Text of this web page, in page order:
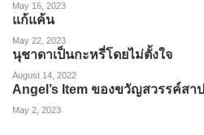
May 16, 2023
แก้แค้น
May 22, 2023
นุชาดาเป็นกะหรี่โดยไม่ตั้งใจ
August 14, 2022
Angel’s Item ของขวัญสวรรค์สาป
May 2, 2023